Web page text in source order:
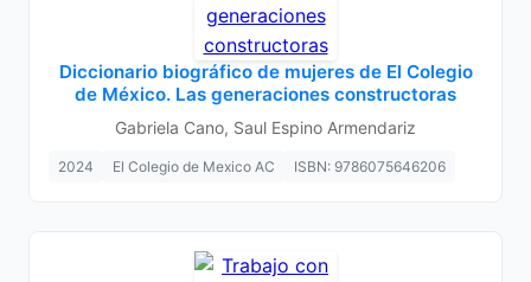
Diccionario biográfico de mujeres de El Colegio
de México. Las generaciones constructoras
Gabriela Cano, Saul Espino Armendariz
2024 El Colegio de Mexico AC ISBN: 9786075646206